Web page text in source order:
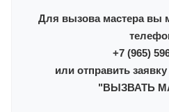
Для вызова мастера вы
+7 (965)
или отправить
"ВЫЗВАТЬ